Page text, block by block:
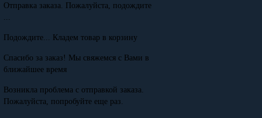
Отправка заказа. Пожалуйста, подождите
...
Подождите... Кладем товар в корзину
Спасибо за заказ! Мы свяжемся с Вами в
ближайшее время
Возникла проблема с отправкой заказа.
Пожалуйста, попробуйте еще раз.